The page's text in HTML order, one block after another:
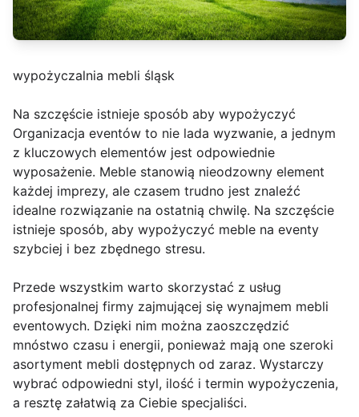
wypożyczalnia mebli śląsk
Na szczęście istnieje sposób aby wypożyczyć
Organizacja eventów to nie lada wyzwanie, a jednym
z kluczowych elementów jest odpowiednie
wyposażenie. Meble stanowią nieodzowny element
każdej imprezy, ale czasem trudno jest znaleźć
idealne rozwiązanie na ostatnią chwilę. Na szczęście
istnieje sposób, aby wypożyczyć meble na eventy
szybciej i bez zbędnego stresu.
Przede wszystkim warto skorzystać z usług
profesjonalnej firmy zajmującej się wynajmem mebli
eventowych. Dzięki nim można zaoszczędzić
mnóstwo czasu i energii, ponieważ mają one szeroki
asortyment mebli dostępnych od zaraz. Wystarczy
wybrać odpowiedni styl, ilość i termin wypożyczenia,
a resztę załatwią za Ciebie specjaliści.